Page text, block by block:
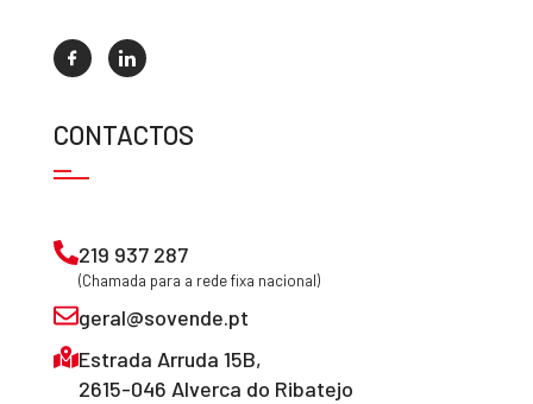
CONTACTOS
219 937 287
(Chamada para a rede fixa nacional)
geral@sovende.pt
Estrada Arruda 15B,
2615-046 Alverca do Ribatejo